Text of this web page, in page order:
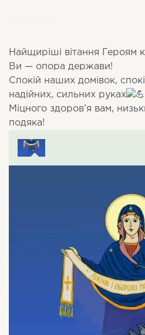
Найщиріші вітання Героям
Ви — опора держави!
Спокій наших домівок,
надійних, сильних руках
Міцного здоров’я вам,
подяка!